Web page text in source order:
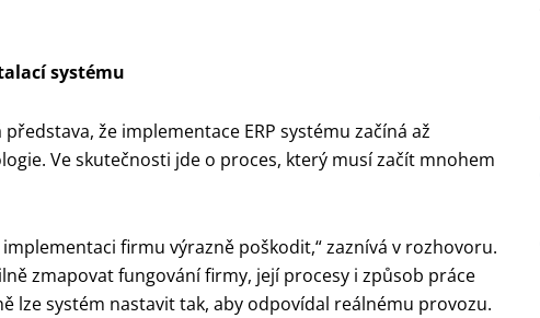
systému
že implementace ERP systému začíná až
Ve skutečnosti jde o proces, který musí začít mnohem
implementaci firmu výrazně poškodit,“ zaznívá v rozhovoru.
zmapovat fungování firmy, její procesy i způsob práce
lze systém nastavit tak, aby odpovídal reálnému provozu.